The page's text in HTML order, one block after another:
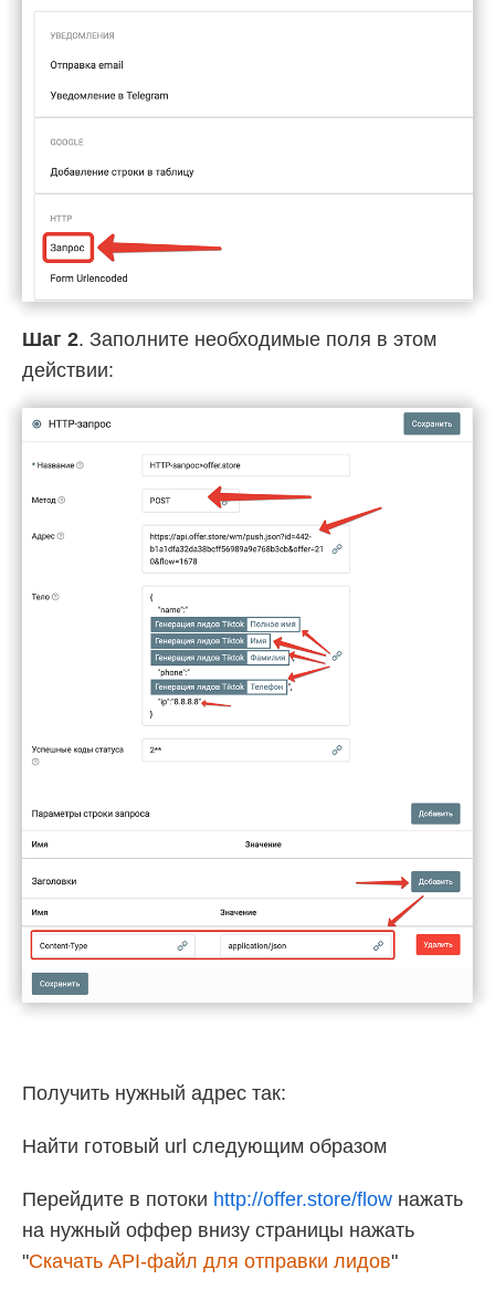
Шаг 2. Заполните необходимые поля в этом
действии:
Получить нужный адрес так:
Найти готовый url следующим образом
Перейдите в потоки http://offer.store/flow нажать
на нужный оффер внизу страницы нажать
"Скачать API-файл для отправки лидов"